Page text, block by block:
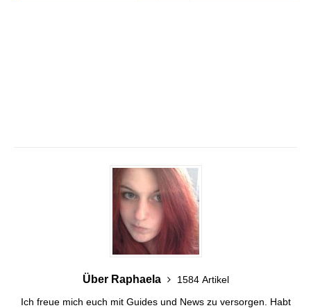
Über Raphaela
1584 Artikel
Ich freue mich euch mit Guides und News zu versorgen. Habt